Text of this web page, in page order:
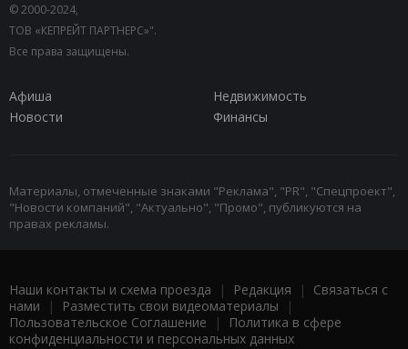
© 2000-2024,
ТОВ «КЕПРЕЙТ ПАРТНЕРС»".
Все права защищены.
Афиша
Недвижимость
Новости
Финансы
Материалы, отмеченные знаками "Реклама", "PR", "Спецпроект",
"Новости компаний", "Актуально", "Промо", публикуются на
правах рекламы.
Наши контакты и схема проезда | Редакция | Связаться с
нами | Разместить свои видеоматериалы |
Пользовательское Соглашение |
Политика в сфере
конфиденциальности и персональных данных